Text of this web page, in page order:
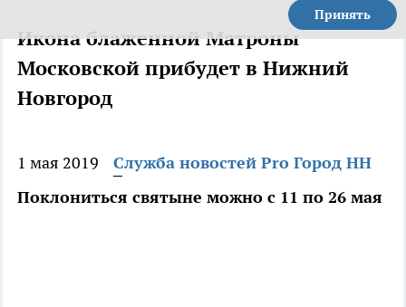
Принять
Икона блаженной Матроны
Московской прибудет в Нижний
Новгород
1 мая 2019
Служба новостей Pro Город НН
Поклониться святыне можно с 11 по 26 мая